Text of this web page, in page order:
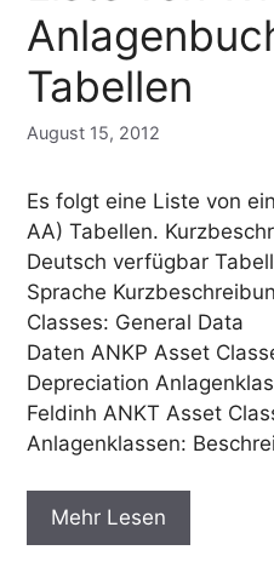
Tabellen
August 15, 2012
Es folgt eine Liste von
AA) Tabellen.
Deutsch verfügbar
Sprache
Classes: General
Daten ANKP Asset
Depreciation
Feldinh ANKT Asset
Anlagenklassen:
Mehr Lesen